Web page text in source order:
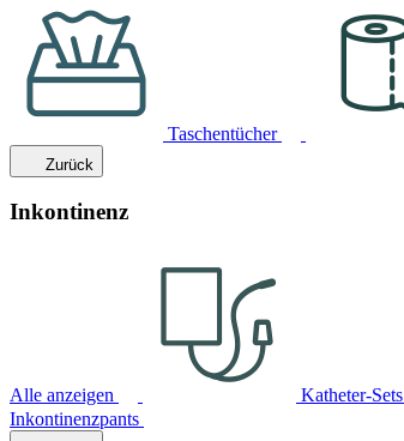
Taschentücher
Zurück
Inkontinenz
Alle anzeigen Katheter-Sets
Inkontinenzpants